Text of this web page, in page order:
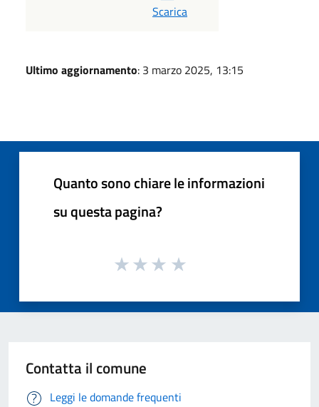
Scarica
Ultimo aggiornamento: 3 marzo 2025, 13:15
Quanto sono chiare le informazioni
su questa pagina?
Contatta il comune
Leggi le domande frequenti